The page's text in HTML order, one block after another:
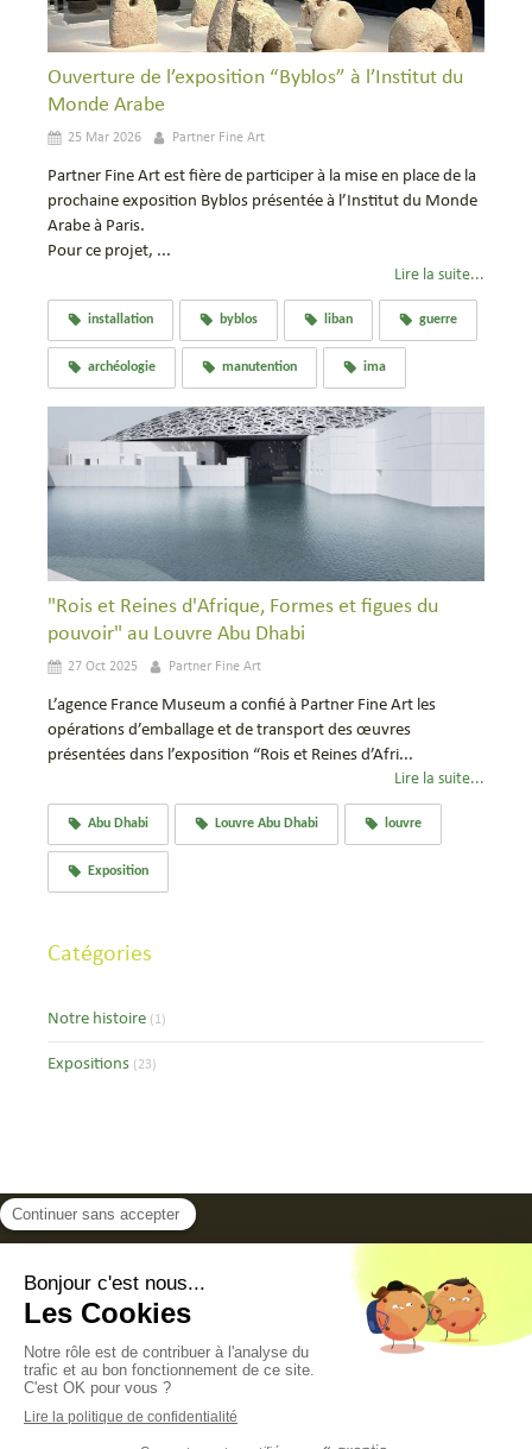
Ouverture de l’exposition “Byblos” à l’Institut du
Monde Arabe
25 Mar 2026 Partner Fine Art
Partner Fine Art est fière de participer à la mise en place de la
prochaine exposition Byblos présentée à l’Institut du Monde
Arabe à Paris.
Pour ce projet, ...
Lire la suite...
installation byblos liban guerre
archéologie manutention ima
"Rois et Reines d'Afrique, Formes et figues du
pouvoir" au Louvre Abu Dhabi
27 Oct 2025 Partner Fine Art
L’agence France Museum a confié à Partner Fine Art les
opérations d’emballage et de transport des œuvres
présentées dans l’exposition “Rois et Reines d’Afri...
Lire la suite...
Abu Dhabi Louvre Abu Dhabi louvre
Exposition
Catégories
Notre histoire (1)
Expositions (23)
Conditions générales de vente
©2024 Partner Fine Art